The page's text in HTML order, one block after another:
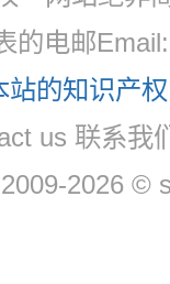
的电邮
站的知识产
us 联系我
2009-2026 ©